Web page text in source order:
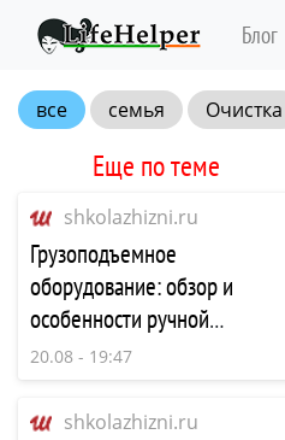
Блог
все семья Очистка
Еще по теме
shkolazhizni.ru
Грузоподъемное
оборудование: обзор и
особенности ручной
шестеренной тали
20.08 - 19:47
shkolazhizni.ru